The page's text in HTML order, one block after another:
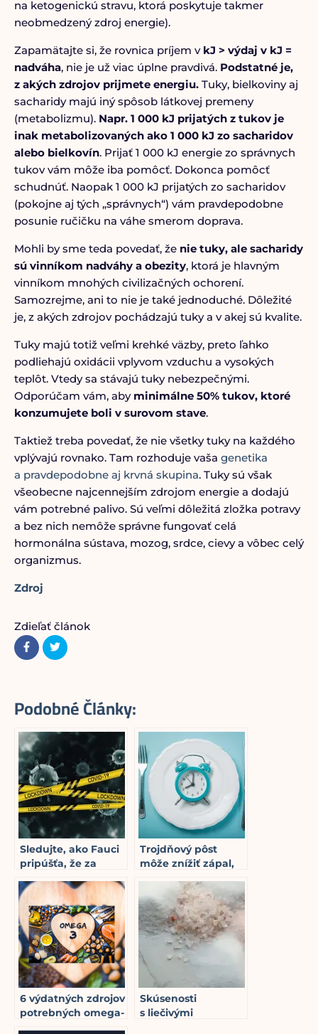
na ketogenickú stravu, ktorá poskytuje takmer
neobmedzený zdroj energie).
Zapamätajte si, že rovnica príjem v kJ > výdaj v kJ =
nadváha, nie je už viac úplne pravdivá. Podstatné je,
z akých zdrojov prijmete energiu.Tuky, bielkoviny aj
sacharidy majú iný spôsob látkovej premeny
(metabolizmu). Napr. 1 000 kJ prijatých z tukov je
inak metabolizovaných ako 1 000 kJ zo sacharidov
alebo bielkovín. Prijať 1 000 kJ energie zo správnych
tukov vám môže iba pomôcť. Dokonca pomôcť
schudnúť. Naopak 1 000 kJ prijatých zo sacharidov
(pokojne aj tých „správnych“) vám pravdepodobne
posunie ručičku na váhe smerom doprava.
Mohli by sme teda povedať, že nie tuky, ale sacharidy
sú vinníkom nadváhy a obezity, ktorá je hlavným
vinníkom mnohých civilizačných ochorení.
Samozrejme, ani to nie je také jednoduché. Dôležité
je, z akých zdrojov pochádzajú tuky a v akej sú kvalite.
Tuky majú totiž veľmi krehké väzby, preto ľahko
podliehajú oxidácii vplyvom vzduchu a vysokých
teplôt. Vtedy sa stávajú tuky nebezpečnými.
Odporúčam vám, aby minimálne 50% tukov, ktoré
konzumujete boli v surovom stave.
Taktiež treba povedať, že nie všetky tuky na každého
vplývajú rovnako. Tam rozhoduje vaša genetika
a pravdepodobne aj krvná skupina. Tuky sú však
všeobecne najcennejším zdrojom energie a dodajú
vám potrebné palivo. Sú veľmi dôležitá zložka potravy
a bez nich nemôže správne fungovať celá
hormonálna sústava, mozog, srdce, cievy a vôbec celý
organizmus.
Zdroj
Zdieľať článok
Podobné Články:
Sledujte, ako Fauci
pripúšťa, že za
lockdownom nie je
žiadna „veda“
1min read
Trojdňový pôst
môže znížiť zápal,
systém a odstrániť
postvakcinačné
symptómy
4min read
6 výdatných zdrojov
potrebných omega-
Skúsenosti
s liečivými